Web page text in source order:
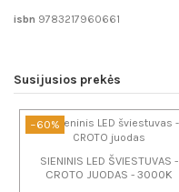
isbn 9783217960661
Susijusios prekės
−60%
SIENINIS LED ŠVIESTUVAS -
CROTO JUODAS - 3000K